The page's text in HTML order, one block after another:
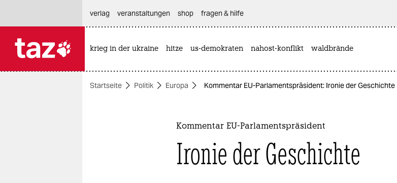
themen
verlag
veranstaltungen shop fragen & hilfe
krieg in der ukraine hitze us-demokraten nahost-konflikt waldbrände
Startseite Politik Europa Kommentar EU-Parlamentspräsident: Ironie der Geschichte
Kommentar EU-Parlamentspräsident
Ironie der Geschichte